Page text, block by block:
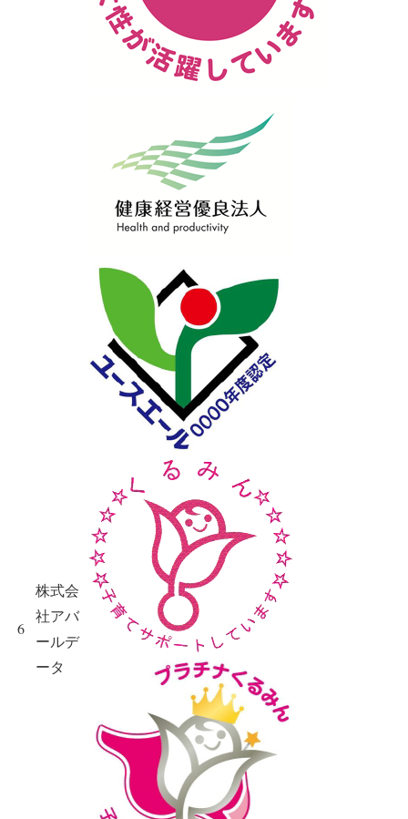
6
株式会
社アバ
ールデ
ータ